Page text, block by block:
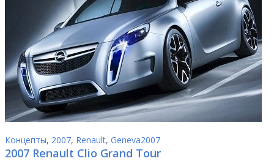
Концепты, 2007, Renault, Geneva2007
2007 Renault Clio Grand Tour